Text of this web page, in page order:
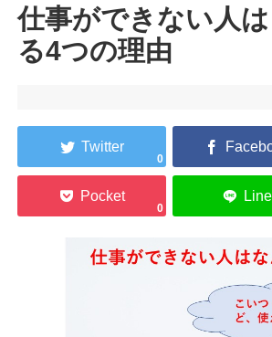
仕事ができない人
る4つの理由
0
0